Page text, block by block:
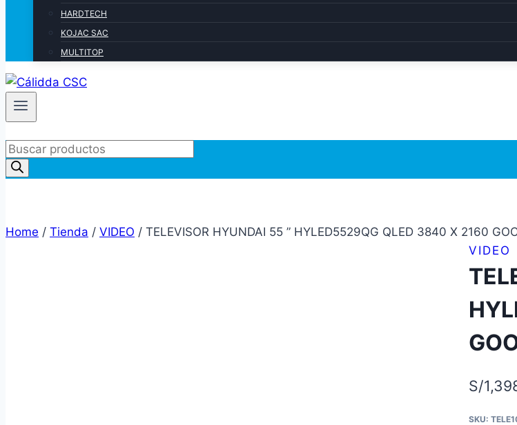
HARDTECH
KOJAC SAC
MULTITOP
Products
search
Home / Tienda / VIDEO / TELEVISOR HYUNDAI 55 ” HYLED5529QG QLED 3840 X 2160
VIDEO
S/
SKU: